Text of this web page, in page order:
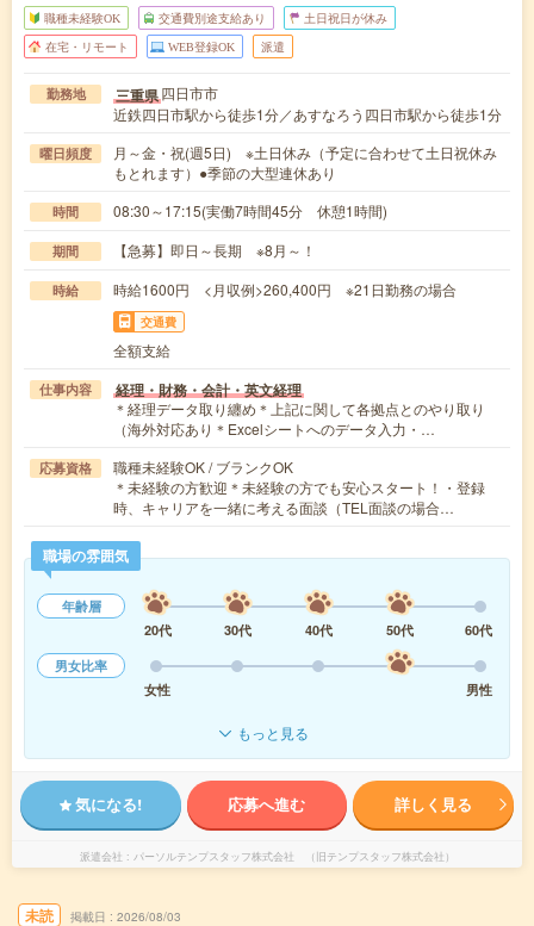
職種未経験OK 交通費別途支給あり 土日祝日が休み
在宅・リモート WEB登録OK 派遣
勤務地 三重県四日市市
近鉄四日市駅から徒歩1分／あすなろう四日市駅から徒歩1分
曜日頻度
月～金・祝(週5日) ※土日休み（予定に合わせて土日祝休み
もとれます）●季節の大型連休あり
時間 08:30～17:15(実働7時間45分 休憩1時間)
期間 【急募】即日～長期 ※8月～！
時給 時給1600円 <月収例>260,400円 ※21日勤務の場合
交通費
全額支給
仕事内容 経理・財務・会計・英文経理
＊経理データ取り纏め＊上記に関して各拠点とのやり取り
（海外対応あり＊Excelシートへのデータ入力・…
応募資格
職種未経験OK / ブランクOK
＊未経験の方歓迎＊未経験の方でも安心スタート！・登録
時、キャリアを一緒に考える面談（TEL面談の場合…
職場の雰囲気
年齢層
20代
30代 40代 50代
60代
男女比率
女性
男性
もっと見る
気になる! 応募へ進む 詳しく見る
派遣会社 パーソルテンプスタッフ株式会社 （旧テンプスタッフ株式会社）
未読 掲載日 2026/08/03